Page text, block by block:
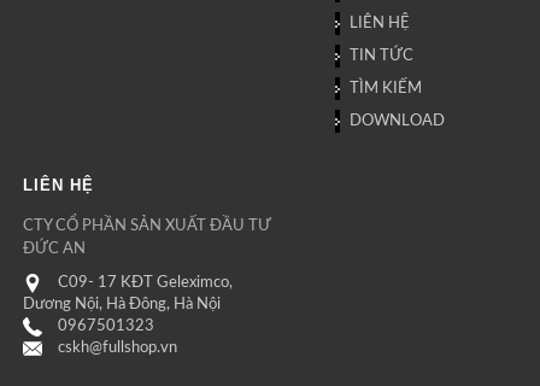
LIÊN HỆ
TIN TỨC
TÌM KIẾM
DOWNLOAD
LIÊN HỆ
CTY CỔ PHẦN SẢN XUẤT ĐẦU TƯ
ĐỨC AN
C09- 17 KĐT Geleximco,
Dương Nội, Hà Đông, Hà Nội
0967501323
cskh@fullshop.vn